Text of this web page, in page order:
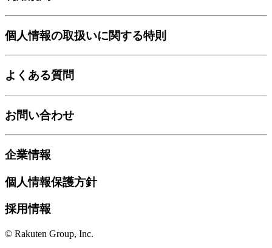
個人情報の取扱いに関する特則
よくある質問
お問い合わせ
企業情報
個人情報保護方針
採用情報
© Rakuten Group, Inc.